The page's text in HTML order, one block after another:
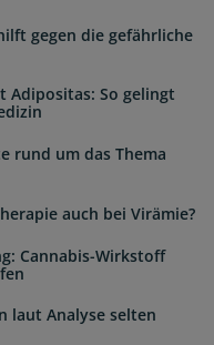
gegen die gefährliche
Adipositas: So gelingt
rund um das Thema
auch bei Virämie?
Cannabis-Wirkstoff
laut Analyse selten